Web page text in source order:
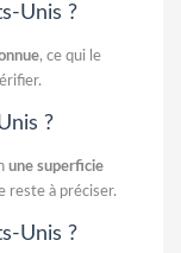
Unis ?
, ce qui le
?
une superficie
reste à préciser.
Unis ?